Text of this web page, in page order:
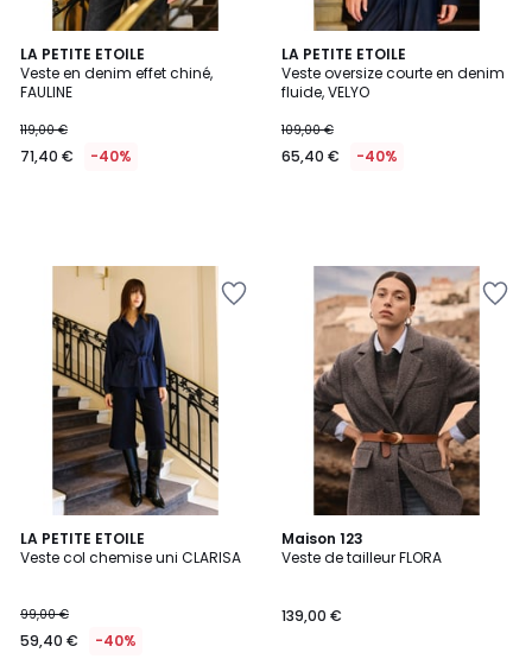
LA PETITE ETOILE
Veste en denim effet chiné,
FAULINE
119,00 €
71,40 € -40%
LA PETITE ETOILE
Veste oversize courte en denim
fluide, VELYO
109,00 €
65,40 € -40%
LA PETITE ETOILE
Veste col chemise uni CLARISA
99,00 €
59,40 € -40%
Maison 123
Veste de tailleur FLORA
139,00 €